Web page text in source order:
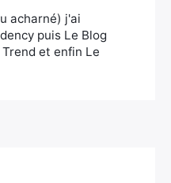
acharné) j'ai
puis Le Blog
et enfin Le